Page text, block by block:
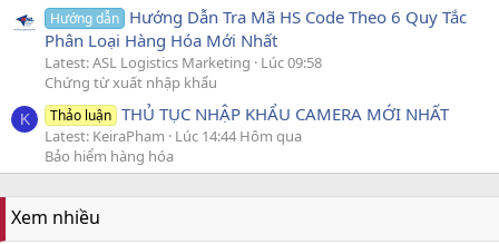
Hướng dẫn Hướng Dẫn Tra Mã HS Code Theo 6 Quy Tắc
Phân Loại Hàng Hóa Mới Nhất
Latest: ASL Logistics Marketing
Lúc 09:58
Chứng từ xuất nhập khẩu
K Thảo luận THỦ TỤC NHẬP KHẨU CAMERA MỚI NHẤT
Latest: KeiraPham
Lúc 14:44 Hôm qua
Bảo hiểm hàng hóa
Xem nhiều